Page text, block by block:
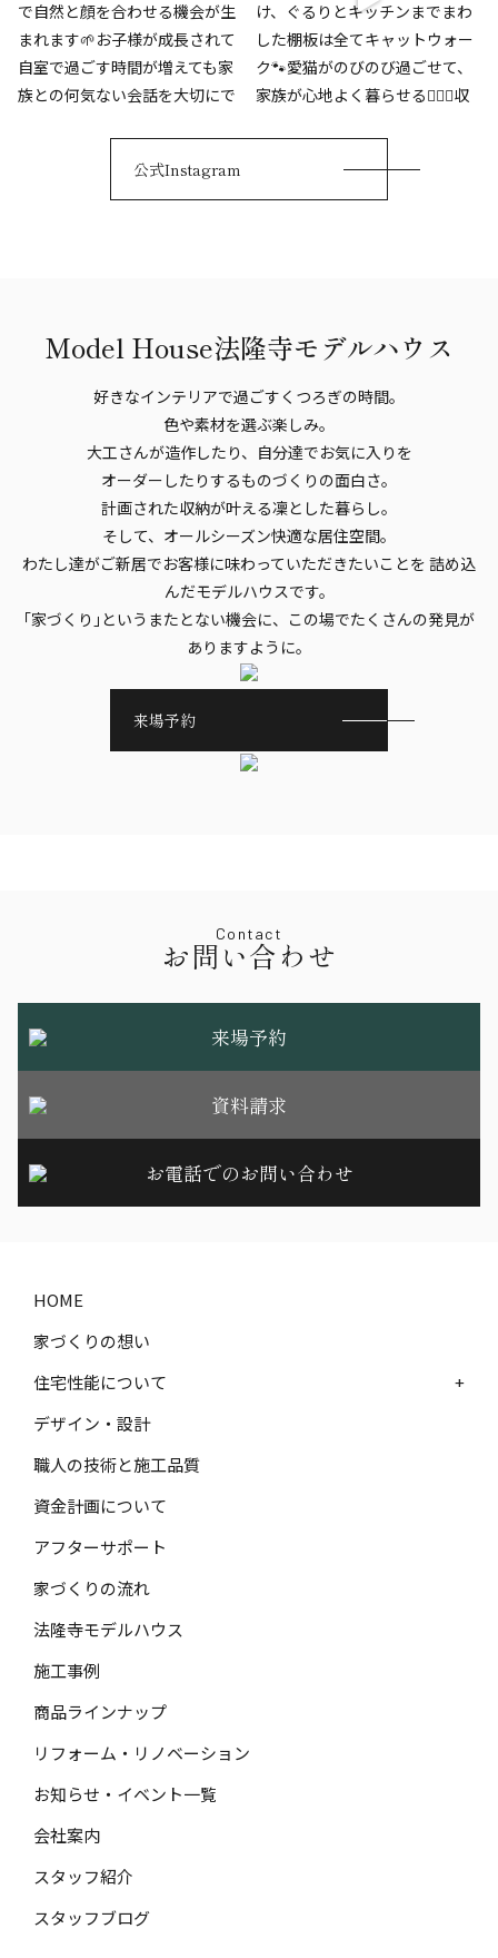
公式Instagram
Model House法隆寺モデルハウス
好きなインテリアで過ごすくつろぎの時間。
色や素材を選ぶ楽しみ。
大工さんが造作したり、自分達でお気に入りを
オーダーしたりするものづくりの面白さ。
計画された収納が叶える凜とした暮らし。
そして、オールシーズン快適な居住空間。
わたし達がご新居でお客様に味わっていただきたいことを 詰め込
んだモデルハウスです。
｢家づくり｣というまたとない機会に、この場でたくさんの発見が
ありますように。
来場予約
Contact
お問い合わせ
来場予約
資料請求
お電話でのお問い合わせ
HOME
家づくりの想い
住宅性能について
+
デザイン・設計
職人の技術と施工品質
資金計画について
アフターサポート
家づくりの流れ
法隆寺モデルハウス
施工事例
商品ラインナップ
リフォーム・リノベーション
お知らせ・イベント一覧
会社案内
スタッフ紹介
スタッフブログ